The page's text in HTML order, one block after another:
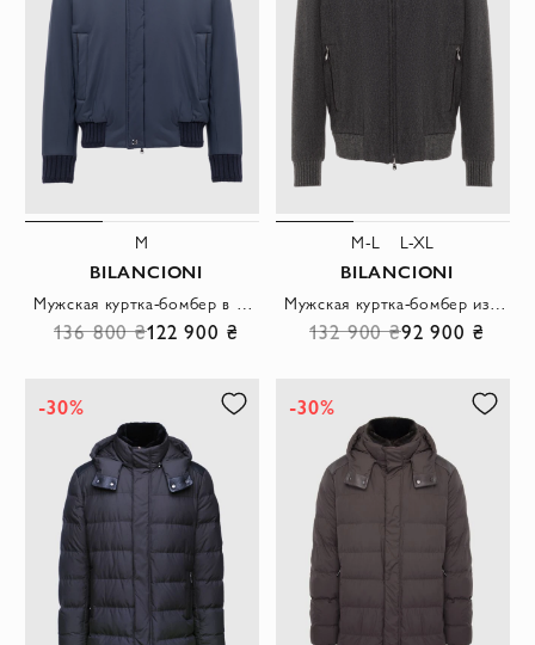
M
BILANCIONI
136 800 ₴122 900 ₴
M-L L-XL
BILANCIONI
132 900 ₴92 900 ₴
-30% -30%